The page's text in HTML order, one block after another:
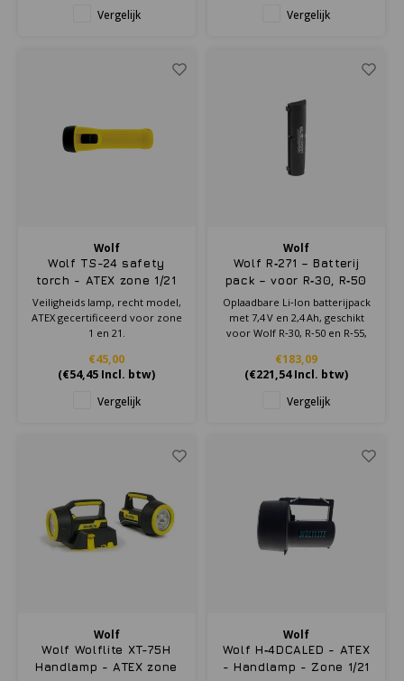
Vergelijk Vergelijk
Wolf
Wolf TS-24 safety
torch - ATEX zone 1/21
Veiligheids lamp, recht model,
ATEX gecertificeerd voor zone
1 en 21 .
€45,00
(€54,45 Incl. btw)
Vergelijk
Wolf
Wolf R‑271 – Batterij
pack – voor R‑30, R‑50
& R‑55
Oplaadbare Li‑Ion batterijpack
met 7,4 V en 2,4 Ah, geschikt
voor Wolf R‑30, R‑50 en R‑55,
intensief gebruik.
€183,09
(€221,54Incl. btw)
Vergelijk
Wolf
Wolf Wolflite XT-75H
Handlamp - ATEX zone
Wolf
Wolf H‑4DCALED - ATEX
- Handlamp - Zone 1/21